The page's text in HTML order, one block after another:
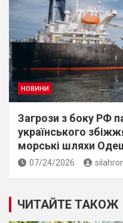
НОВИНИ
Загрози з боку РФ
українського
морські шляхи
07/24/2026
ЧИТАЙТЕ ТАКОЖ